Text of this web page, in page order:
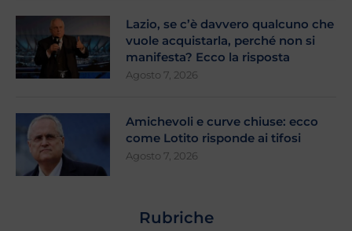
Lazio, se c’è davvero qualcuno che
vuole acquistarla, perché non si
manifesta? Ecco la risposta
Agosto 7, 2026
Amichevoli e curve chiuse: ecco
come Lotito risponde ai tifosi
Agosto 7, 2026
Rubriche